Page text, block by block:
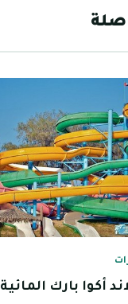
صلة
أكوا بارك المائية